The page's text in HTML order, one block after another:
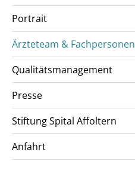
Portrait
Ärzteteam & Fachpersonen
Qualitätsmanagement
Presse
Stiftung Spital Affoltern
Anfahrt